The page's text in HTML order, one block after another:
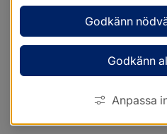
Godkänn
Godkänn
Anpassa